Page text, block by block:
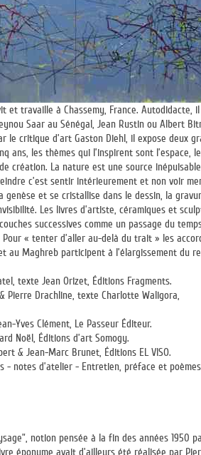
et travaille à Chassemy, France. Autodidacte,
Saar au Sénégal, Jean Rustin ou Albert
le critique d’art Gaston Diehl, il expose deux
ans, les thèmes qui l’inspirent sont l’espace,
création. La nature est une source
c’est sentir intérieurement et non voir
et se cristallise dans le dessin, la
Les livres d’artiste, céramiques et
successives comme un passage du
Pour « tenter d’aller au-delà du trait » les
au Maghreb participent à l’élargissement du
texte Jean Orizet, Éditions Fragments.
Pierre Drachline, texte Charlotte Waligora,
Yves Clément, Le Passeur Éditeur.
Noël, Éditions d’art Somogy.
& Jean-Marc Brunet, Éditions EL VISO.
- notes d’atelier - Entretien, préface et poèmes
notion pensée à la fin des années 1950
éponyme avait d’ailleurs été réalisée par